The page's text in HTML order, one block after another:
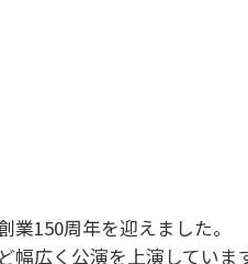
150周年を迎えました。
幅広く公演を上演していま